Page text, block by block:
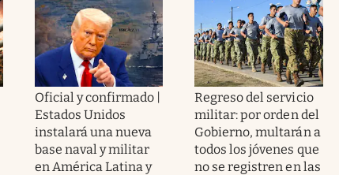
Oficial y confirmado |
Estados Unidos
instalará una nueva
base naval y militar
en América Latina y
Regreso del servicio
militar: por orden del
Gobierno, multarán a
todos los jóvenes que
no se registren en las